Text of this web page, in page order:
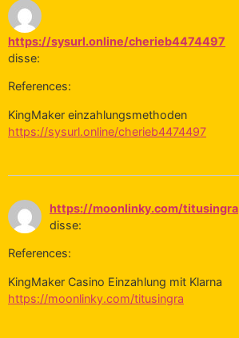
https://sysurl.online/cherieb4474497
disse:
References:
KingMaker einzahlungsmethoden
https://sysurl.online/cherieb4474497
https://moonlinky.com/titusingra
disse:
References:
KingMaker Casino Einzahlung mit Klarna
https://moonlinky.com/titusingra